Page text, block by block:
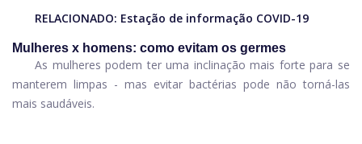
RELACIONADO: Estação de informação COVID-19
Mulheres x homens: como evitam os germes
As mulheres podem ter uma inclinação mais forte para se
manterem limpas - mas evitar bactérias pode não torná-las
mais saudáveis.